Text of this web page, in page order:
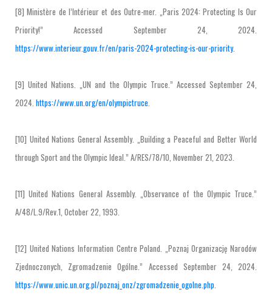
[8] Ministère de l’Intérieur et des Outre-mer. „Paris 2024: Protecting Is Our
Priority!” Accessed September 24, 2024.
https://www.interieur.gouv.fr/en/paris-2024-protecting-is-our-priority.
[9] United Nations. „UN and the Olympic Truce.” Accessed September 24,
2024. https://www.un.org/en/olympictruce
[10] United Nations General Assembly. „Building a Peaceful and Better World
through Sport and the Olympic Ideal.” A/RES/78/10, November 21, 2023.
[11] United Nations General Assembly. „Observance of the Olympic Truce.”
A/48/L.9/Rev.1, October 22, 1993.
[12] United Nations Information Centre Poland. „Poznaj Organizację Narodów
Zjednoczonych, Zgromadzenie Ogólne.” Accessed September 24, 2024.
https://www.unic.un.org.pl/poznaj_onz/zgromadzenie_ogolne.php